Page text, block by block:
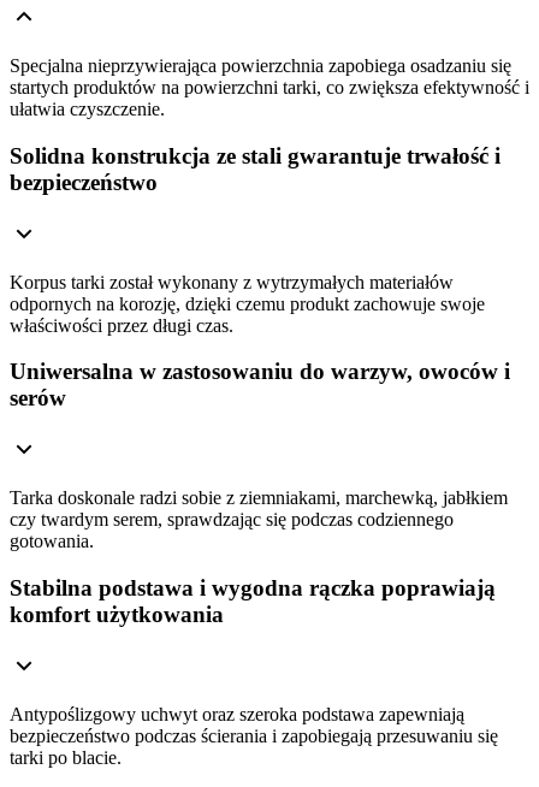
Specjalna nieprzywierająca powierzchnia zapobiega osadzaniu się
startych produktów na powierzchni tarki, co zwiększa efektywność i
ułatwia czyszczenie.
Solidna konstrukcja ze stali gwarantuje trwałość i
bezpieczeństwo
Korpus tarki został wykonany z wytrzymałych materiałów
odpornych na korozję, dzięki czemu produkt zachowuje swoje
właściwości przez długi czas.
Uniwersalna w zastosowaniu do warzyw, owoców i
serów
Tarka doskonale radzi sobie z ziemniakami, marchewką, jabłkiem
czy twardym serem, sprawdzając się podczas codziennego
gotowania.
Stabilna podstawa i wygodna rączka poprawiają
komfort użytkowania
Antypoślizgowy uchwyt oraz szeroka podstawa zapewniają
bezpieczeństwo podczas ścierania i zapobiegają przesuwaniu się
tarki po blacie.